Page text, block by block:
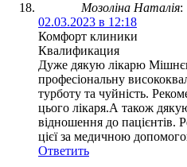
Мозоліна Наталія:
02.03.2023 в 12:18
Комфорт клиники
Квалификация
Дуже дякую лікарю
професіональну
турботу та чуйність.
цього лікаря.А також
відношення до пацієнтів.
цієї за медичною
Ответить